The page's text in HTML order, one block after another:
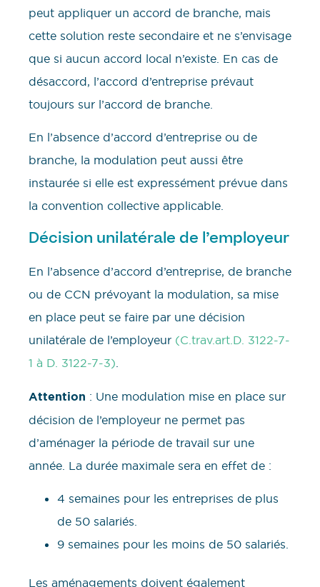
peut appliquer un accord de branche, mais
cette solution reste secondaire et ne s’envisage
que si aucun accord local n’existe. En cas de
désaccord, l’accord d’entreprise prévaut
toujours sur l’accord de branche.
En l’absence d’accord d’entreprise ou de
branche, la modulation peut aussi être
instaurée si elle est expressément prévue dans
la convention collective applicable.
Décision unilatérale de l’employeur
En l’absence d’accord d’entreprise, de branche
ou de CCN prévoyant la modulation, sa mise
en place peut se faire par une décision
unilatérale de l’employeur (C.trav.art.D. 3122-7-
1 à D. 3122-7-3).
Attention : Une modulation mise en place sur
décision de l’employeur ne permet pas
d’aménager la période de travail sur une
année. La durée maximale sera en effet de :
4 semaines pour les entreprises de plus
de 50 salariés.
9 semaines pour les moins de 50 salariés.
Les aménagements doivent également